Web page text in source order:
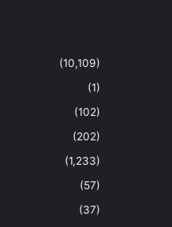
(10,109)
(1)
(102)
(202)
(1,233)
(57)
(37)